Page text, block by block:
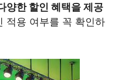
양한 할인 혜택을 제공
적용 여부를 꼭 확인하